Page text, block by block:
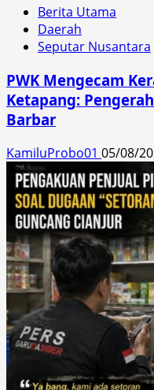
Berita Utama
Daerah
Seputar Nusantara
PWK Mengecam
Ketapang:
Barbar
KamiluProbo01 05/08/